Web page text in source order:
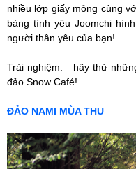
nhiều lớp giấy mỏng cùng
bảng tình yêu Joomchi
người thân yêu của bạn!
Trải nghiệm: hãy thử
đảo Snow Café!
ĐẢO NAMI MÙA THU